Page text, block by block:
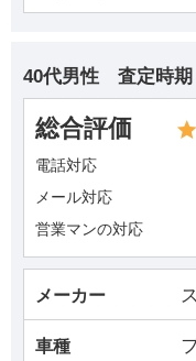
40代男性 査定時期
総合評価
電話対応
メール対応
営業マンの対応
メーカー
車種